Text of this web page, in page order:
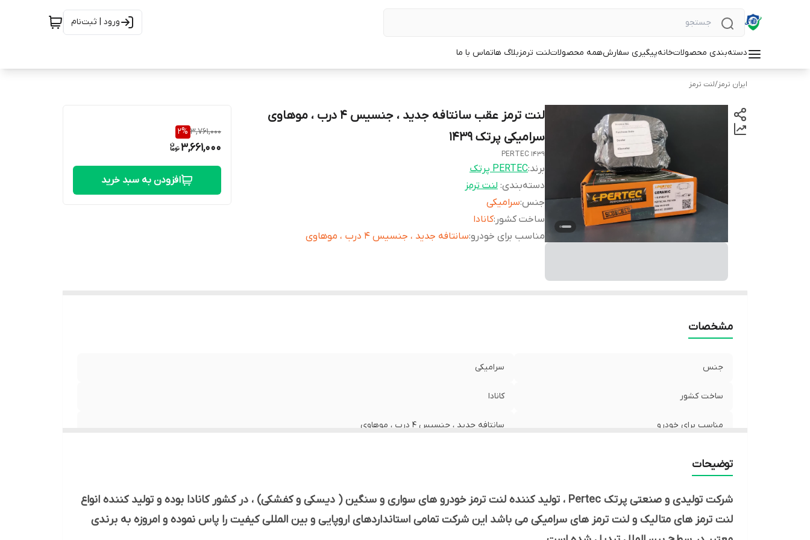
ورود | ثبت‌نام
دسته‌بندی محصولاتخانهپیگیری سفارشهمه محصولاتلنت ترمزبلاگ هاتماس با ما
ایران ترمز/لنت ترمز
لنت ترمز عقب سانتافه جدید ، جنسیس 4 درب ، موهاوی
سرامیکی پرتک 1439
PERTEC 1439
برند:PERTEC پرتک
دسته‌بندی: لنت ترمز
جنس:سرامیکی
ساخت کشور :کانادا
مناسب برای خودرو:سانتافه جدید ، جنسیس 4 درب ، موهاوی
3,761,000
2%
3,661,000
افزودن به سبد خرید
مشخصات
جنس سرامیکی
ساخت کشور کانادا
مناسب برای خودرو سانتافه جدید ، جنسیس 4 درب ، موهاوی
توضیحات
شرکت تولیدی و صنعتی پرتک Pertec ، تولید کننده لنت ترمز خودرو های سواری و سنگین ( دیسکی و کفشکی) ، در کشور کانادا بوده و تولید کننده انواع
لنت ترمز های متالیک و لنت ترمز های سرامیکی می باشد این شرکت تمامی استانداردهای اروپایی و بین المللی کیفیت را پاس نموده و امروزه به برندی